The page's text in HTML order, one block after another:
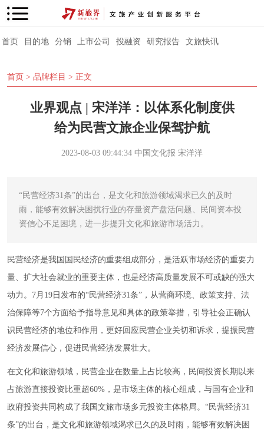
首页 目的地 分销 上市公司 投融资 研究报告 文旅快讯
首页 > 品牌栏目 > 正文
业界观点 | 宋洋洋：以体系化制度供
给为民营文旅企业保驾护航
2023-08-03 09:44:34 中国文化报 宋洋洋
“民营经济31条”的出台，是文化和旅游领域渴求已久的及时
雨，能够有效解决困扰行业的存量资产盘活问题、民间资本投
资信心不足困境，进一步提升文化和旅游市场活力。
民营经济是我国国民经济的重要组成部分，是活跃市场经济的重要力
量、扩大社会就业的重要主体，也是经济高质量发展不可或缺的强大
动力。7月19日发布的“民营经济31条”，从营商环境、政策支持、法
治保障等7个方面给予指导意见和具体的政策举措，引导社会正确认
识民营经济的地位和作用，更好回应民营企业关切和诉求，提振民营
经济发展信心，促进民营经济发展壮大。
在文化和旅游领域，民营企业在数量上占比较高，民间投资长期以来
占旅游直接投资比重超60%，是市场主体的核心组成，与国有企业和
政府投资共同构成了我国文旅市场多元投资主体格局。“民营经济31
条”的出台，是文化和旅游领域渴求已久的及时雨，能够有效解决困